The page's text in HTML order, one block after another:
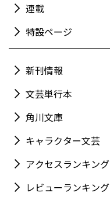
連載
特設ページ
新刊情報
文芸単行本
角川文庫
キャラクター文芸
アクセスランキング
レビューランキング